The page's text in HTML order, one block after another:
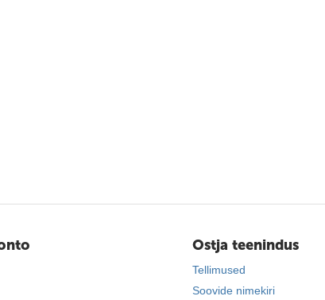
Ostja teenindus
Tellimused
Soovide nimekiri